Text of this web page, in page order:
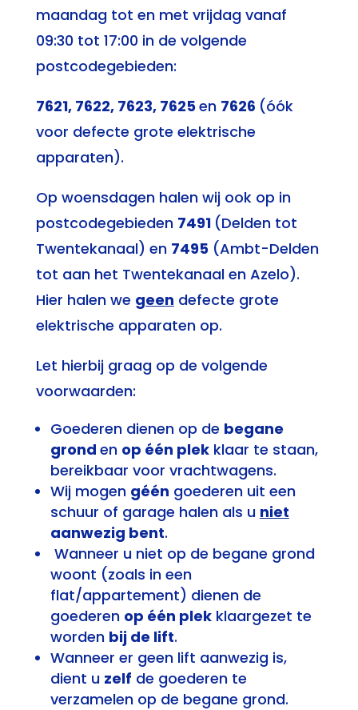
maandag tot en met vrijdag vanaf
09:30 tot 17:00 in de volgende
postcodegebieden:
7621, 7622, 7623, 7625en 7626 (óók
voor defecte grote elektrische
apparaten).
Op woensdagen halen wij ook op in
postcodegebieden 7491 (Delden tot
Twentekanaal) en 7495(Ambt-Delden
tot aan het Twentekanaal en Azelo).
Hier halen we geen defecte grote
elektrische apparaten op.
Let hierbij graag op de volgende
voorwaarden:
Goederen dienen op de begane
grond en op één plekklaar te staan,
bereikbaar voor vrachtwagens.
Wij mogen géén goederen uit een
schuur of garage halen als u niet
aanwezig bent.
Wanneer u niet op de begane grond
woont (zoals in een
flat/appartement) dienen de
goederen op één plekklaargezet te
worden bij de lift.
Wanneer er geen lift aanwezig is,
dient u zelf de goederen te
verzamelen op de begane grond.